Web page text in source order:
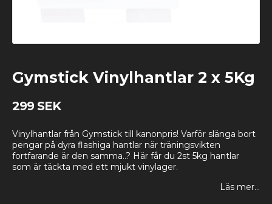
Gymstick Vinylhantlar 2 x 5Kg
299 SEK
Vinylhantlar från Gymstick till kanonpris! Varför slänga bort
pengar på dyra flashiga hantlar när träningsvikten
fortfarande är den samma..? Här får du 2st 5kg hantlar
som är täckta med ett mjukt vinylager.
Läs mer...